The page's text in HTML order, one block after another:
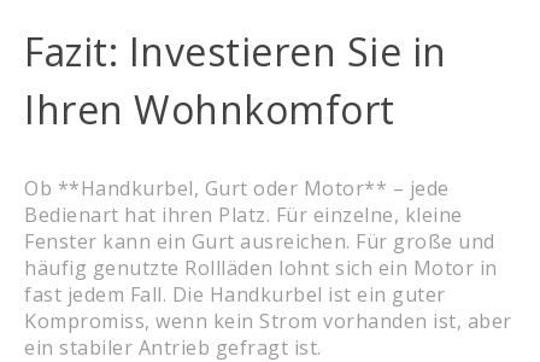
Fazit: Investieren Sie in
Ihren Wohnkomfort
Ob **Handkurbel, Gurt oder Motor** – jede
Bedienart hat ihren Platz. Für einzelne, kleine
Fenster kann ein Gurt ausreichen. Für große und
häufig genutzte Rollläden lohnt sich ein Motor in
fast jedem Fall. Die Handkurbel ist ein guter
Kompromiss, wenn kein Strom vorhanden ist, aber
ein stabiler Antrieb gefragt ist.